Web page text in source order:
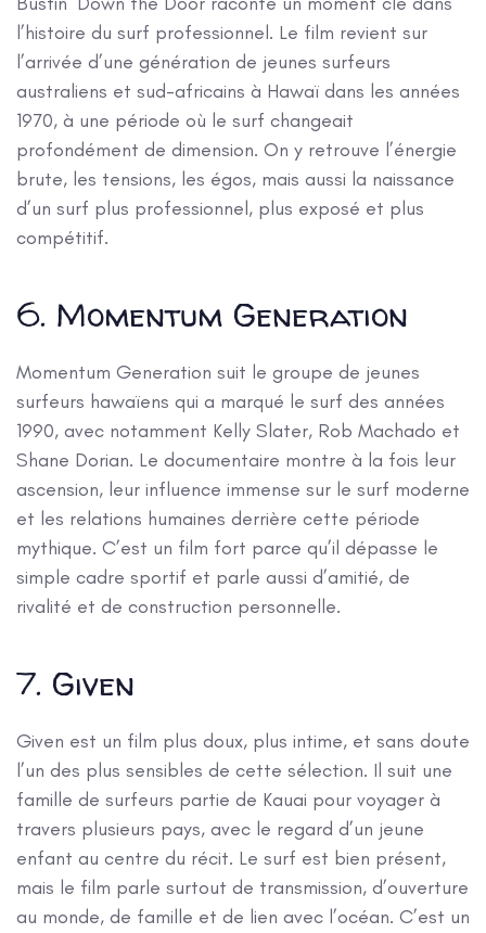
l’histoire du surf professionnel. Le film revient sur
l’arrivée d’une génération de jeunes surfeurs
australiens et sud-africains à Hawaï dans les années
1970, à une période où le surf changeait
profondément de dimension. On y retrouve l’énergie
brute, les tensions, les égos, mais aussi la naissance
d’un surf plus professionnel, plus exposé et plus
compétitif.
6. Momentum Generation
Momentum Generation suit le groupe de jeunes
surfeurs hawaïens qui a marqué le surf des années
1990, avec notamment Kelly Slater, Rob Machado et
Shane Dorian. Le documentaire montre à la fois leur
ascension, leur influence immense sur le surf moderne
et les relations humaines derrière cette période
mythique. C’est un film fort parce qu’il dépasse le
simple cadre sportif et parle aussi d’amitié, de
rivalité et de construction personnelle.
7. Given
Given est un film plus doux, plus intime, et sans doute
l’un des plus sensibles de cette sélection. Il suit une
famille de surfeurs partie de Kauai pour voyager à
travers plusieurs pays, avec le regard d’un jeune
enfant au centre du récit. Le surf est bien présent,
mais le film parle surtout de transmission, d’ouverture
au monde, de famille et de lien avec l’océan. C’est un